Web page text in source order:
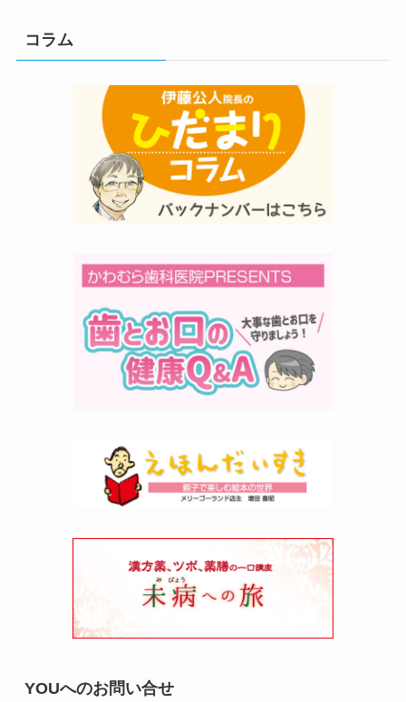
コラム
YOUへのお問い合せ